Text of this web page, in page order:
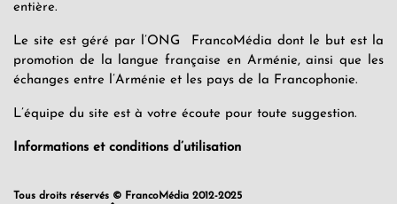
entière.
Le site est géré par l’ONG FrancoMédia dont le but est la
promotion de la langue française en Arménie, ainsi que les
échanges entre l’Arménie et les pays de la Francophonie.
L’équipe du site est à votre écoute pour toute suggestion.
Informations et conditions d’utilisation
Tous droits réservés © FrancoMédia 2012-2025